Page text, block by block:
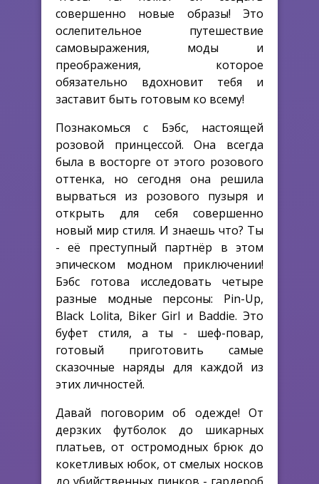
совершенно новые образы! Это
ослепительное путешествие
самовыражения, моды и
преображения, которое
обязательно вдохновит тебя и
заставит быть готовым ко всему!
Познакомься с Бэбс, настоящей
розовой принцессой. Она всегда
была в восторге от этого розового
оттенка, но сегодня она решила
вырваться из розового пузыря и
открыть для себя совершенно
новый мир стиля. И знаешь что? Ты
- её преступный партнёр в этом
эпическом модном приключении!
Бэбс готова исследовать четыре
разные модные персоны: Pin-Up,
Black Lolita, Biker Girl и Baddie. Это
буфет стиля, а ты - шеф-повар,
готовый приготовить самые
сказочные наряды для каждой из
этих личностей.
Давай поговорим об одежде! От
дерзких футболок до шикарных
платьев, от остромодных брюк до
кокетливых юбок, от смелых носков